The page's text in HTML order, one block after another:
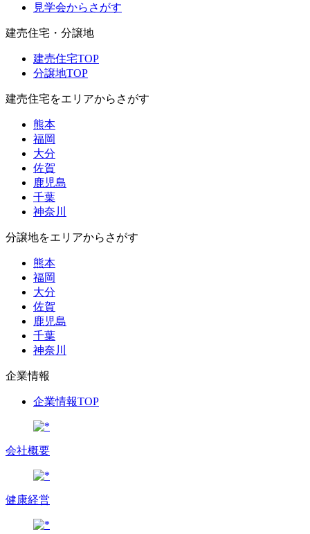
見学会からさがす
建売住宅・分譲地
建売住宅TOP
分譲地TOP
建売住宅をエリアからさがす
熊本
福岡
大分
佐賀
鹿児島
千葉
神奈川
分譲地をエリアからさがす
熊本
福岡
大分
佐賀
鹿児島
千葉
神奈川
企業情報
企業情報TOP
会社概要
健康経営